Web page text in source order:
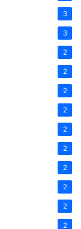
3
3
2
2
2
2
2
2
2
2
2
2